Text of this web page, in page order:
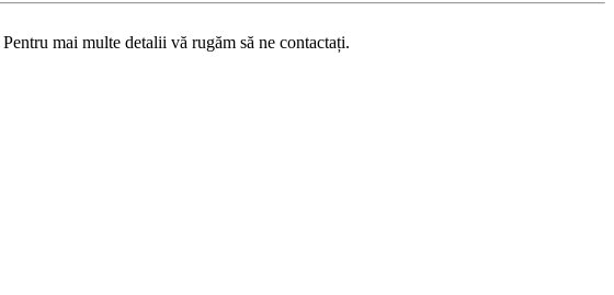
Pentru mai multe detalii vă rugăm să ne contactați.